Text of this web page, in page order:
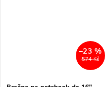
574 Kč
–23 %